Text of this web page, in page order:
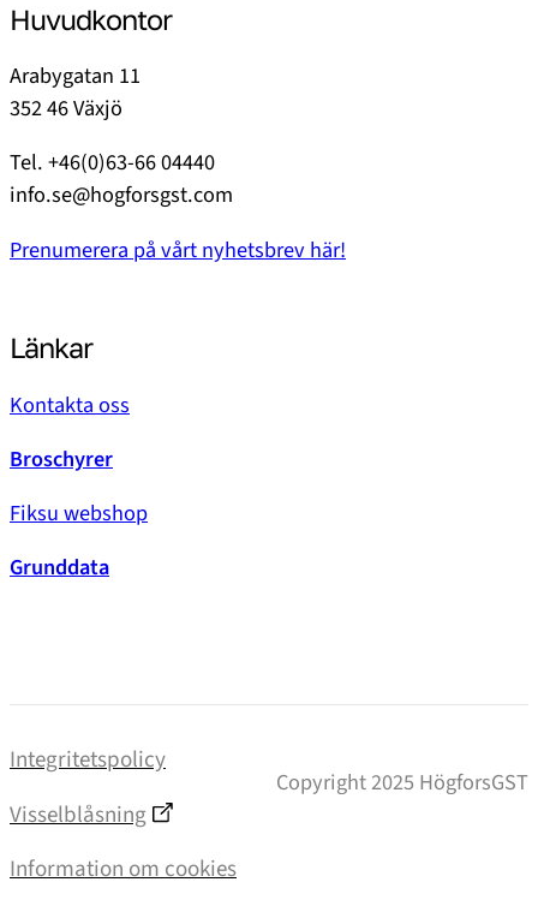
Huvudkontor
Arabygatan 11
352 46 Växjö
Tel. +46(0)63-66 04440
info.se@hogforsgst.com
Prenumerera på vårt nyhetsbrev här!
Länkar
Kontakta oss
Broschyrer
Fiksu webshop
Grunddata
Integritetspolicy
Visselblåsning
Information om cookies
Copyright 2025 HögforsGST